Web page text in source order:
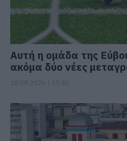
Αυτή η ομάδα της
ακόμα δύο νέες